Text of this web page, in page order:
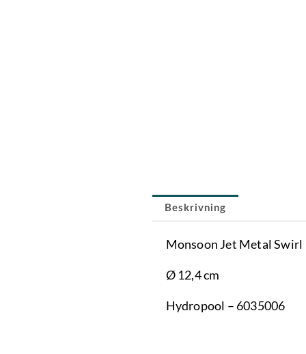
Beskrivning
Monsoon Jet Metal Swirl
Ø 12,4 cm
Hydropool – 6035006